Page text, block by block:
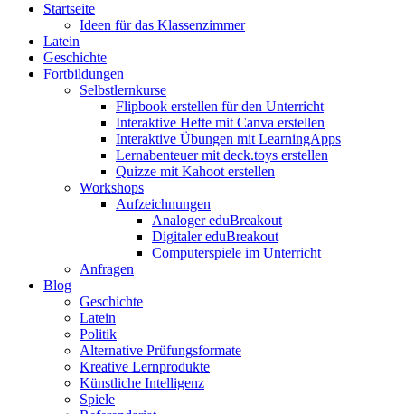
Startseite
Ideen für das Klassenzimmer
Latein
Geschichte
Fortbildungen
Selbstlernkurse
Flipbook erstellen für den Unterricht
Interaktive Hefte mit Canva erstellen
Interaktive Übungen mit LearningApps
Lernabenteuer mit deck.toys erstellen
Quizze mit Kahoot erstellen
Workshops
Aufzeichnungen
Analoger eduBreakout
Digitaler eduBreakout
Computerspiele im Unterricht
Anfragen
Blog
Geschichte
Latein
Politik
Alternative Prüfungsformate
Kreative Lernprodukte
Künstliche Intelligenz
Spiele